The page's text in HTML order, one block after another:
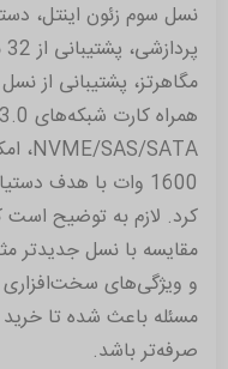
1600 وات با هدف
کرد. لازم به توضیح است
و ویژگی‌های سخت‌افزاری
صرفه‌تر باشد.